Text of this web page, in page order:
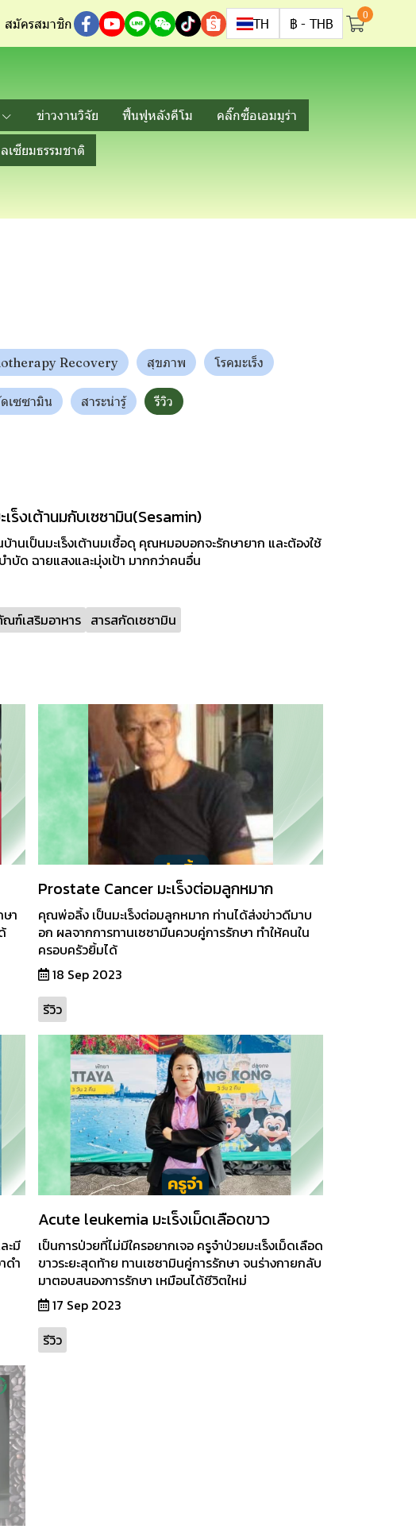
สมัครสมาชิก TH ฿ - THB
0
ข่าวงานวิจัย ฟื้นฟูหลังคีโม
คลิ๊กซื้อเอมมูร่า
เซียมธรรมชาติ
Recovery สุขภาพ โรคมะเร็ง
เซซามิน สาระน่ารู้ รีวิว
ร็งเต้านมกับเซซามิน(Sesamin)
านเป็นมะเร็งเต้านมเชื้อดุ คุณหมอบอกจะรักษายาก และต้องใช้
ำบัด ฉายแสงและมุ่งเป้า มากกว่าคนอื่น
ฑ์เสริมอาหาร สารสกัดเซซามิน
า
Prostate Cancer มะเร็งต่อมลูกหมาก
คุณพ่อลิ้ง เป็นมะเร็งต่อมลูกหมาก ท่านได้ส่งข่าวดีมาบ
อก ผลจากการทานเซซามีนควบคู่การรักษา ทำให้คนใน
ครอบครัวยิ้มได้
18 Sep 2023
รีวิว
ะมี
ดำ
Acute leukemia มะเร็งเม็ดเลือดขาว
เป็นการป่วยที่ไม่มีใครอยากเจอ ครูจ๋าป่วยมะเร็งเม็ดเลือด
ขาวระยะสุดท้าย ทานเซซามินคู่การรักษา จนร่างกายกลับ
มาตอบสนองการรักษา เหมือนได้ชีวิตใหม่
17 Sep 2023
รีวิว